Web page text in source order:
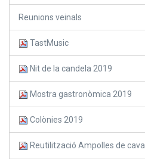
Reunions veinals
TastMusic
Nit de la candela 2019
Mostra gastronòmica 2019
Colònies 2019
Reutilització Ampolles de cava